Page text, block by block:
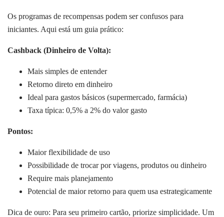
Os programas de recompensas podem ser confusos para
iniciantes. Aqui está um guia prático:
Cashback (Dinheiro de Volta):
Mais simples de entender
Retorno direto em dinheiro
Ideal para gastos básicos (supermercado, farmácia)
Taxa típica: 0,5% a 2% do valor gasto
Pontos:
Maior flexibilidade de uso
Possibilidade de trocar por viagens, produtos ou dinheiro
Require mais planejamento
Potencial de maior retorno para quem usa estrategicamente
Dica de ouro: Para seu primeiro cartão, priorize simplicidade. Um